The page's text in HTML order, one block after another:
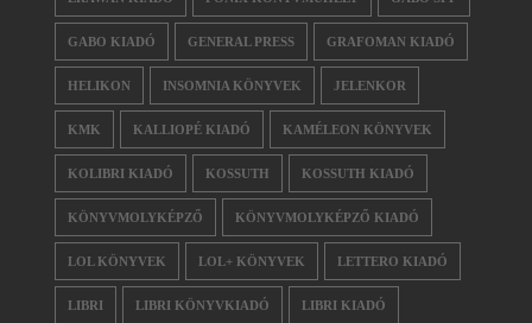
GABO KIADÓ GENERAL PRESS GRAFOMAN KIADÓ
HELIKON INSOMNIA KÖNYVEK JELENKOR
KMK KALLIOPÉ KIADÓ KAMÉLEON KÖNYVEK
KOLIBRI KIADÓ KOSSUTH KOSSUTH KIADÓ
KÖNYVMOLYKÉPZŐ KÖNYVMOLYKÉPZŐ KIADÓ
LOL KÖNYVEK LOL+ KÖNYVEK LETTERO KIADÓ
LIBRI LIBRI KÖNYVKIADÓ LIBRI KIADÓ